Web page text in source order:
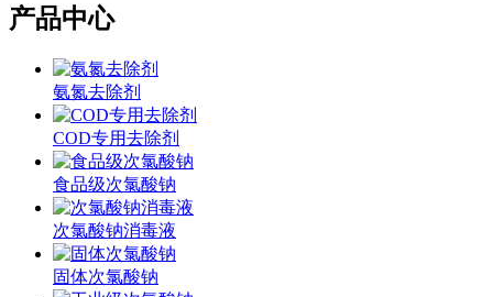
产品中心
氨氮去除剂
COD专用去除剂
食品级次氯酸钠
次氯酸钠消毒液
固体次氯酸钠